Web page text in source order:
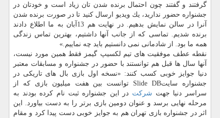
گرفتند و گفتند چون احتمال برنده شدن تان زیاد است و خودتان در
جشنواره حضور ندارید، یك ویدیو ارسال كنید تا در صورت برنده شدن
آنرا در سالن نمایش بدهیم. در نهایت هم 13آبان به ما اطلاع دادند
برنده شدیم. تماسی كه از جانب آنها داشتیم، بهترین تماس زندگی
همه ما بود. از شادمانی نمی دانستیم باید چه نماییم.»
نقطه عطف موفقیت های تیم لكسیپ گیمز فقط همین مورد نیست،
آنها سال ها قبل هم توانستند با حضور در جشنواره و مسابقات معتبر
دنیا جوایز خوبی كسب كنند: «نسخه اول بازی بال های تاریكی در
جشنواره سایتSlide DB توانست بین هفت میلیون بازی كه از
سراسر دنیا جهت شركت در این جشنواره ثبت نام كرده بودند به
مرحله نهایی برسد و عنوان دومین بازی برتر را به دست بیاورد. این
اثر در جشنواره بازی تهران هم به جوایز خوبی دست پیدا كرد و مقام